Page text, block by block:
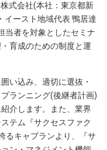
式会社(本社：東京都新
イースト地域代表 鴨居達
当者を対象としたセミナ
育成のための制度と運
い込み、適切に選抜・
ランニング(後継者計画)
介します。また、業界
テム『サクセスファク
るキャプランより、『サ